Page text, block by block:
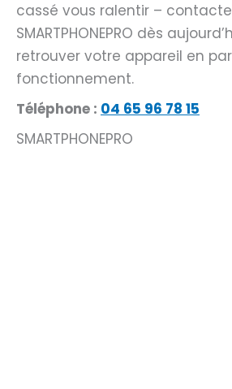
cassé vous ralentir –
SMARTPHONEPRO dès
retrouver votre appareil en
fonctionnement.
Téléphone : 04 65 96 78 15
SMARTPHONEPRO